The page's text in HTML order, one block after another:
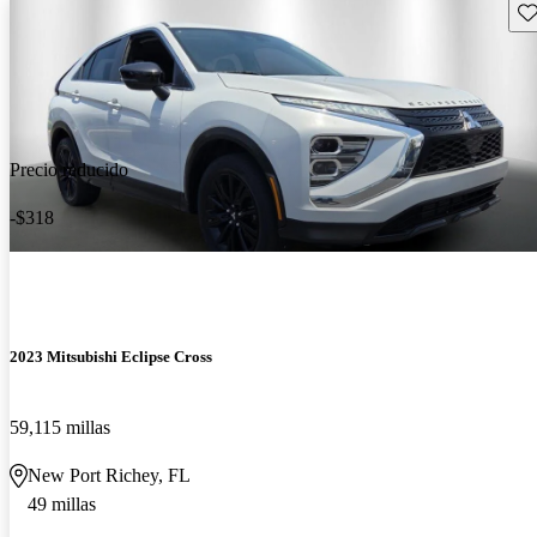
Precio reducido
-$318
2023 Mitsubishi Eclipse Cross
59,115 millas
New Port Richey, FL
49 millas